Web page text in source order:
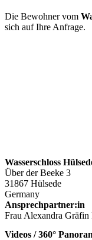
Die Bewohner vom
sich auf Ihre Anfrage.
Wasserschloss
Über der Beeke 3
31867 Hülsede
Germany
Ansprechpartner:in
Frau Alexandra
Videos / 360°